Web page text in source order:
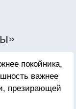
покойника,
важнее
презирающей